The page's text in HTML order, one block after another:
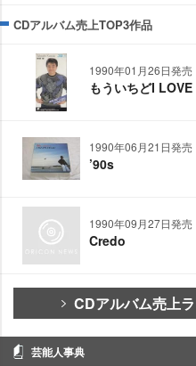
CDアルバム売上TOP3作品
1990年01月26日発売
もういちどI LOVE
1990年06月21日発売
’90s
1990年09月27日発売
Credo
CDアルバム売上
芸能人事典